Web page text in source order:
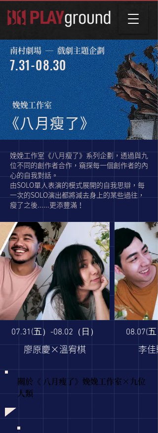
南村劇場 ─ 戲劇主題企劃
7.31-08.30
娩娩工作室
《八月瘦了》
娩娩工作室 《八月瘦了》系列企劃，透過與九
位不同的創作者合作，窺探每一個創作者的內
心的自我對話。
由SOLO單人表演的模式展開的自我思辯，每
一次的SOLO演出都將減去身上的某些過往，
瘦了之後......更添豐滿！
07.31(五）-08.02（日）
廖原慶×溫宥棋
08.07(五
李
關於《 八月瘦了》娩娩工作室×九位
人類